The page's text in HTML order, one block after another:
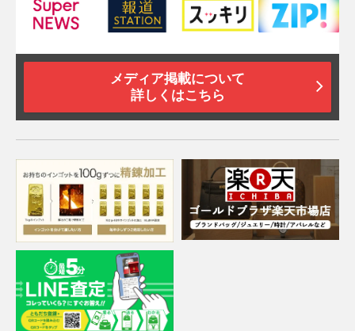
メディア掲載について
詳しくはこちら